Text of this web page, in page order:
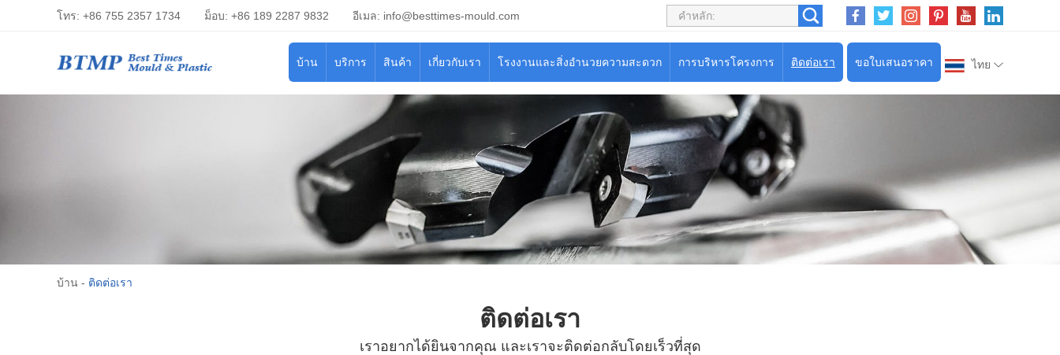
โทร: +86 755 2357 1734 ม็อบ: +86 189 2287 9832 อีเมล: info@besttimes-mould.com
ไทย
ขอใบเสนอราคา
บ้าน บริการ สินค้า เกี่ยวกับเรา โรงงานและสิ่งอำนวยความสะดวก การบริหารโครงการ ติดต่อเรา
บ้าน - ติดต่อเรา
ติดต่อเรา
เราอยากได้ยินจากคุณ และเราจะติดต่อกลับโดยเร็วที่สุด